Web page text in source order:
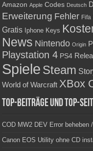
Amazon Apple Codes Deutsch
Erweiterung Fehler Fifa
Gratis Iphone Keys
News Nintendo Origin
Playstation 4 PS4
Spiele Steam
World of Warcraft XBox
Top-Beiträge und Top-
COD MW2 DEV Error beheben
Canon EOS Utility ohne CD